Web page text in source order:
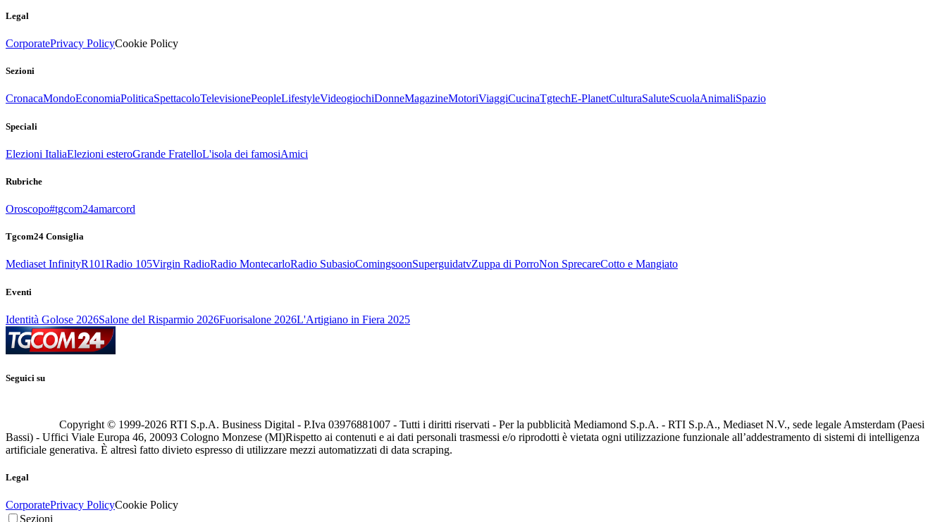
Legal
CorporatePrivacy PolicyCookie Policy
Sezioni
CronacaMondoEconomiaPoliticaSpettacoloTelevisionePeopleLifestyleVideogiochiDonneMagazineMotoriViaggiCucinaTgtechE-PlanetCulturaSaluteScuolaAnimaliSpazio
Speciali
Elezioni ItaliaElezioni esteroGrande FratelloL'isola dei famosiAmici
Rubriche
Oroscopo#tgcom24amarcord
Tgcom24 Consiglia
Mediaset InfinityR101Radio 105Virgin RadioRadio MontecarloRadio SubasioComingsoonSuperguidatvZuppa di PorroNon SprecareCotto e Mangiato
Eventi
Identità Golose 2026Salone del Risparmio 2026Fuorisalone 2026L'Artigiano in Fiera 2025
Seguici su
Copyright © 1999-2026 RTI S.p.A. Business Digital - P.Iva 03976881007 - Tutti i diritti riservati - Per la pubblicità Mediamond S.p.A. - RTI S.p.A., Mediaset N.V., sede legale Amsterdam (Paesi
Bassi) - Uffici Viale Europa 46, 20093 Cologno Monzese (MI)Rispetto ai contenuti e ai dati personali trasmessi e/o riprodotti è vietata ogni utilizzazione funzionale all’addestramento di sistemi di intelligenza
artificiale generativa. È altresì fatto divieto espresso di utilizzare mezzi automatizzati di data scraping.
Legal
CorporatePrivacy PolicyCookie Policy
Sezioni